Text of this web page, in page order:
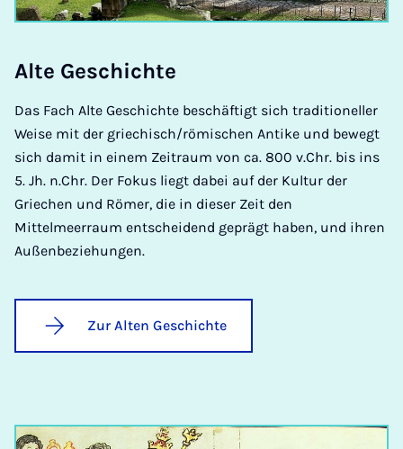
Al­te Ge­schich­te
Das Fach Alte Geschichte beschäftigt sich traditioneller
Weise mit der griechisch/römischen Antike und bewegt
sich damit in einem Zeitraum von ca. 800 v.Chr. bis ins
5. Jh. n.Chr. Der Fokus liegt dabei auf der Kultur der
Griechen und Römer, die in dieser Zeit den
Mittelmeerraum entscheidend geprägt haben, und ihren
Außenbeziehungen.
Zur Alten Geschichte